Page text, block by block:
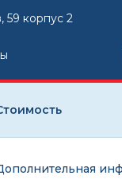
59 корпус 2